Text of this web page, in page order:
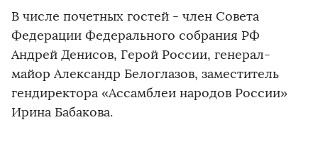
В числе почетных гостей - член Совета
Федерации Федерального собрания РФ
Андрей Денисов, Герой России, генерал-
майор Александр Белоглазов, заместитель
гендиректора «Ассамблеи народов России»
Ирина Бабакова.